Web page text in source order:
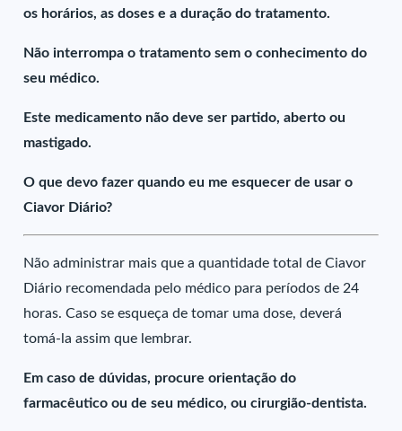
os horários, as doses e a duração do tratamento.
Não interrompa o tratamento sem o conhecimento do
seu médico.
Este medicamento não deve ser partido, aberto ou
mastigado.
O que devo fazer quando eu me esquecer de usar o
Ciavor Diário?
Não administrar mais que a quantidade total de Ciavor
Diário recomendada pelo médico para períodos de 24
horas. Caso se esqueça de tomar uma dose, deverá
tomá-la assim que lembrar.
Em caso de dúvidas, procure orientação do
farmacêutico ou de seu médico, ou cirurgião-dentista.